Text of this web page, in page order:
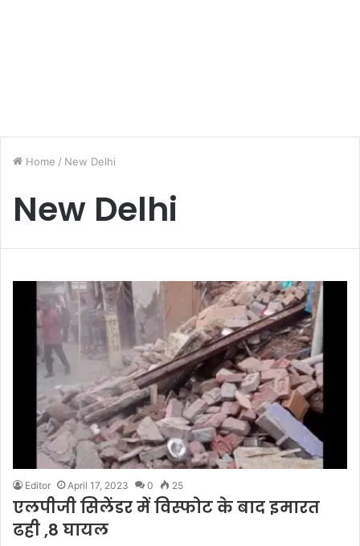
Home / New Delhi
New Delhi
Editor April 17, 2023 0 25
एलपीजी सिलेंडर में विस्फोट के बाद इमारत
ढही ,8 घायल